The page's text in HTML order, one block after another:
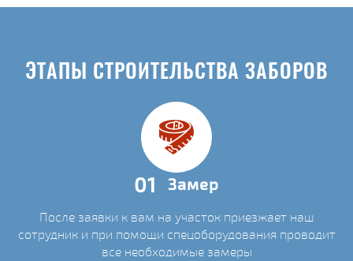
ЭТАПЫ СТРОИТЕЛЬСТВА ЗАБОРОВ
01 Замер
После заявки к вам на участок приезжает наш
сотрудник и при помощи спецоборудования проводит
все необходимые замеры